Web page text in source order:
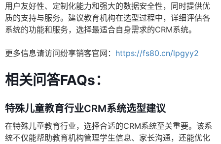
用户友好性、定制化能力和强大的数据安全性，同时提供优
质的支持与服务。建议教育机构在选型过程中，详细评估各
系统的功能和服务，选择最适合自身需求的CRM系统。
更多信息请访问纷享销客官网： https://fs80.cn/lpgyy2
相关问答FAQs：
特殊儿童教育行业CRM系统选型建议
在特殊儿童教育行业，选择合适的CRM系统至关重要。该系
统不仅能帮助教育机构管理学生信息、家长沟通，还能优化